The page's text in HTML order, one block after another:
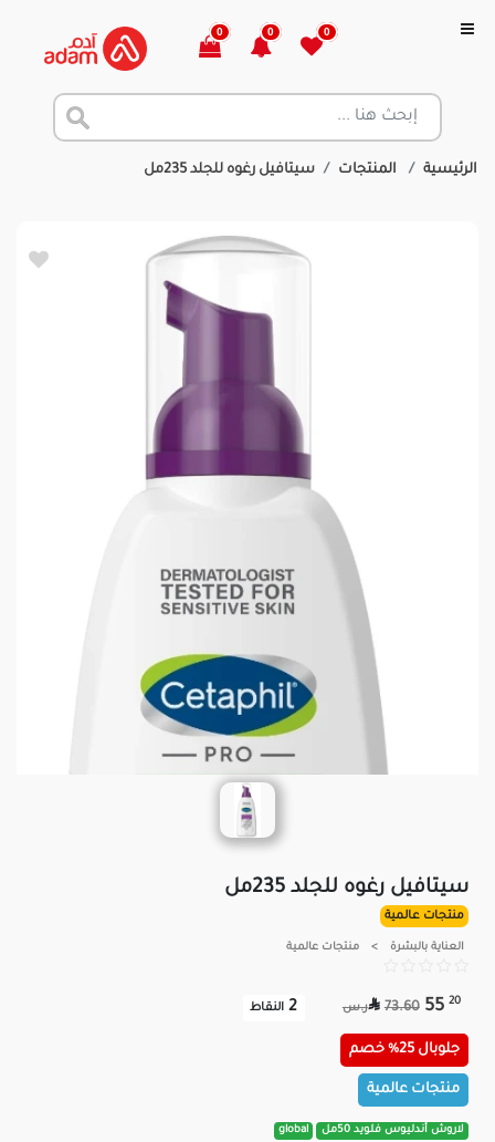
0
0
0
الرئيسية المنتجات سيتافيل رغوه للجلد 235مل
سيتافيل رغوه للجلد 235مل
منتجات عالمية
العناية بالبشرة > منتجات عالمية
20
55
 73.60 ر.س 2 النقاط
جلوبال 25% خصم
منتجات عالمية
لاروش أندليوس فلويد 50مل global